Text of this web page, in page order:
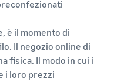
è il momento di
Il negozio online di
fisica. Il modo in cui i
i loro prezzi